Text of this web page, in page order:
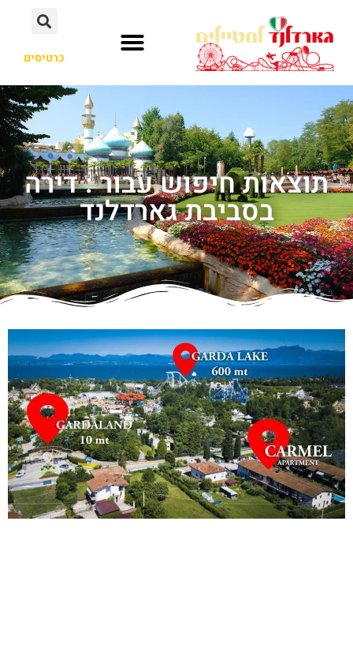
כרטיסים
תוצאות חיפוש עבור : דירה
בסביבת גארדלנד